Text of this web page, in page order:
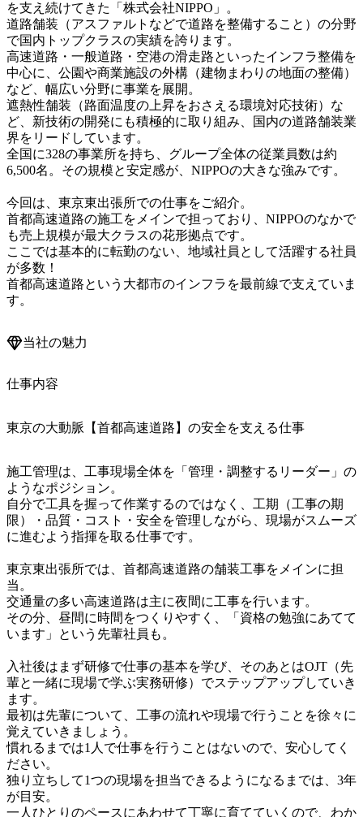
を支え続けてきた「株式会社NIPPO」。
道路舗装（アスファルトなどで道路を整備すること）の分野
で国内トップクラスの実績を誇ります。
高速道路・一般道路・空港の滑走路といったインフラ整備を
中心に、公園や商業施設の外構（建物まわりの地面の整備）
など、幅広い分野に事業を展開。
遮熱性舗装（路面温度の上昇をおさえる環境対応技術）な
ど、新技術の開発にも積極的に取り組み、国内の道路舗装業
界をリードしています。
全国に328の事業所を持ち、グループ全体の従業員数は約
6,500名。その規模と安定感が、NIPPOの大きな強みです。
今回は、東京東出張所での仕事をご紹介。
首都高速道路の施工をメインで担っており、NIPPOのなかで
も売上規模が最大クラスの花形拠点です。
ここでは基本的に転勤のない、地域社員として活躍する社員
が多数！
首都高速道路という大都市のインフラを最前線で支えていま
当社の魅力
仕事内容
東京の大動脈【首都高速道路】の安全を支える仕事
施工管理は、工事現場全体を「管理・調整するリーダー」の
ようなポジション。
自分で工具を握って作業するのではなく、工期（工事の期
限）・品質・コスト・安全を管理しながら、現場がスムーズ
に進むよう指揮を取る仕事です。
東京東出張所では、首都高速道路の舗装工事をメインに担
当。
交通量の多い高速道路は主に夜間に工事を行います。
その分、昼間に時間をつくりやすく、「資格の勉強にあてて
います」という先輩社員も。
入社後はまず研修で仕事の基本を学び、そのあとはOJT（先
輩と一緒に現場で学ぶ実務研修）でステップアップしていき
ます。
最初は先輩について、工事の流れや現場で行うことを徐々に
覚えていきましょう。
慣れるまでは1人で仕事を行うことはないので、安心してく
ださい。
独り立ちして1つの現場を担当できるようになるまでは、3年
が目安。
一人ひとりのペースにあわせて丁寧に育てていくので、わか